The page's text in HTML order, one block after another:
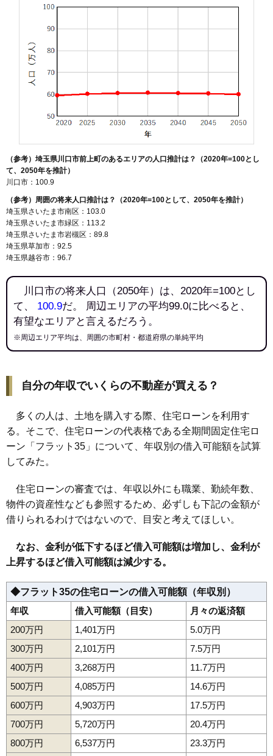
（参考）埼玉県川口市前上町のあるエリアの人口推計は？（2020年=100とし
て、2050年を推計）
川口市：100.9
（参考）周囲の将来人口推計は？（2020年=100として、2050年を推計）
埼玉県さいたま市南区：103.0
埼玉県さいたま市緑区：113.2
埼玉県さいたま市岩槻区：89.8
埼玉県草加市：92.5
埼玉県越谷市：96.7
川口市の将来人口（2050年）は、2020年=100とし
て、 100.9だ。 周辺エリアの平均99.0に比べると、
有望なエリアと言えるだろう。
※周辺エリア平均は、周囲の市町村・都道府県の単純平均
自分の年収でいくらの不動産が買える？
多くの人は、土地を購入する際、住宅ローンを利用す
る。そこで、住宅ローンの代表格である全期間固定住宅ロ
ーン「フラット35」について、年収別の借入可能額を試算
してみた。
住宅ローンの審査では、年収以外にも職業、勤続年数、
物件の資産性なども参照するため、必ずしも下記の金額が
借りられるわけではないので、目安と考えてほしい。
なお、金利が低下するほど借入可能額は増加し、金利が
上昇するほど借入可能額は減少する。
◆フラット35の住宅ローンの借入可能額（年収別）
年収
借入可能額（目安）
月々の返済額
200万円
1,401万円
5.0万円
300万円
2,101万円
7.5万円
400万円
3,268万円
11.7万円
500万円
4,085万円
14.6万円
600万円
4,903万円
17.5万円
700万円
5,720万円
20.4万円
800万円
6,537万円
23.3万円